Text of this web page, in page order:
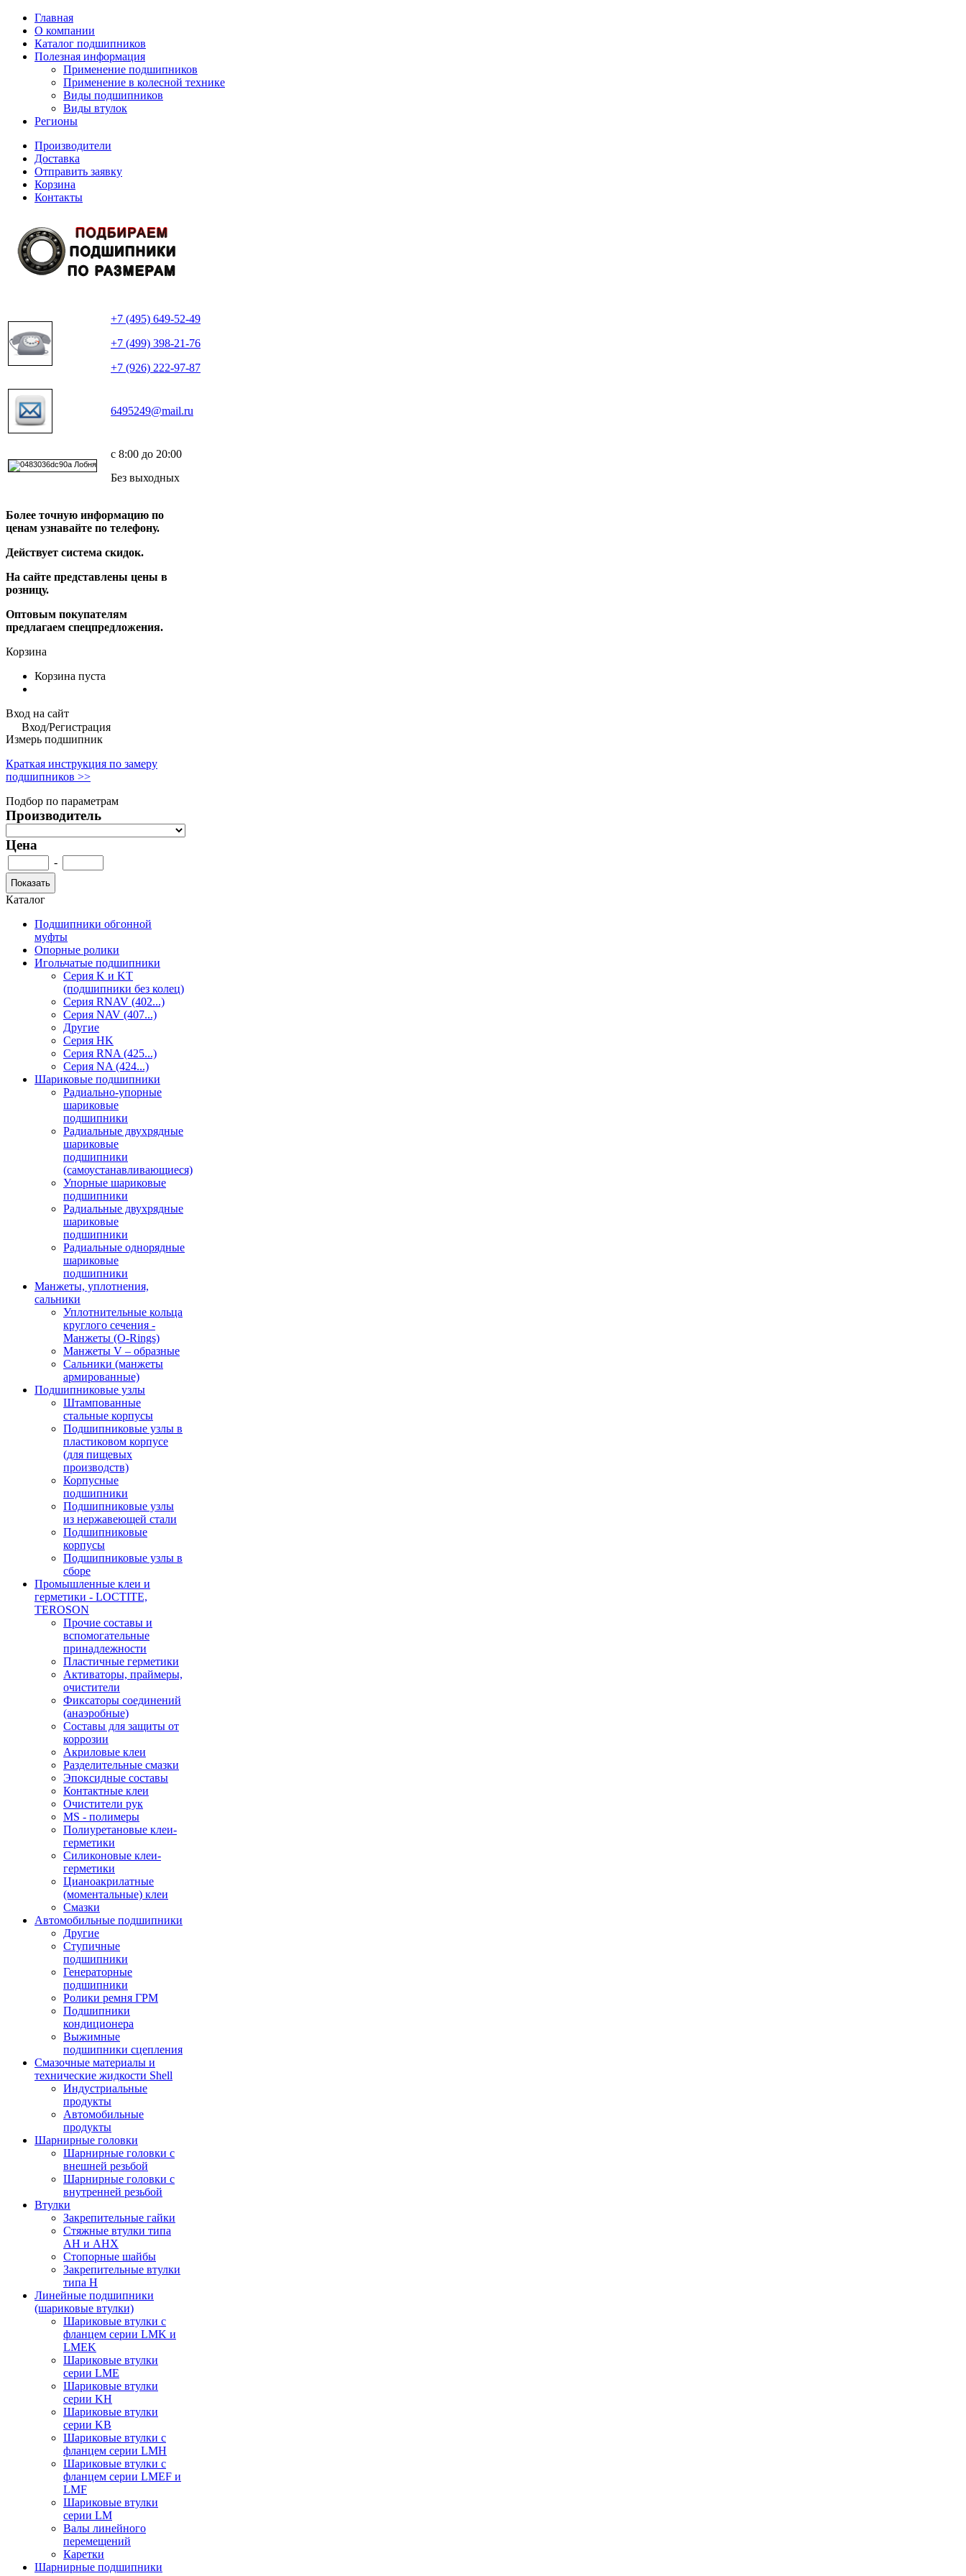
Главная
О компании
Каталог подшипников
Полезная информация
Применение подшипников
Применение в колесной технике
Виды подшипников
Виды втулок
Регионы
Производители
Доставка
Отправить заявку
Корзина
Контакты
+7 (495) 649-52-49
+7 (499) 398-21-76
+7 (926) 222-97-87
6495249@mail.ru
с 8:00 до 20:00
Без выходных
Более точную информацию по
ценам узнавайте по телефону.
Действует система скидок.
На сайте представлены цены в
розницу.
Оптовым покупателям
предлагаем спецпредложения.
Корзина
Корзина пуста
Вход на сайт
Вход/Регистрация
Измерь подшипник
Краткая инструкция по замеру
подшипников >>
Подбор по параметрам
Производитель
Цена
-
Каталог
Подшипники обгонной
муфты
Опорные ролики
Игольчатые подшипники
Серия K и KT
(подшипники без колец)
Серия RNAV (402...)
Серия NAV (407...)
Другие
Серия HK
Серия RNA (425...)
Серия NA (424...)
Шариковые подшипники
Радиально-упорные
шариковые
подшипники
Радиальные двухрядные
шариковые
подшипники
(самоустанавливающиеся)
Упорные шариковые
подшипники
Радиальные двухрядные
шариковые
подшипники
Радиальные однорядные
шариковые
подшипники
Манжеты, уплотнения,
сальники
Уплотнительные кольца
круглого сечения -
Манжеты (O-Rings)
Манжеты V – образные
Сальники (манжеты
армированные)
Подшипниковые узлы
Штампованные
стальные корпусы
Подшипниковые узлы в
пластиковом корпусе
(для пищевых
производств)
Корпусные
подшипники
Подшипниковые узлы
из нержавеющей стали
Подшипниковые
корпусы
Подшипниковые узлы в
сборе
Промышленные клеи и
герметики - LOCTITE,
TEROSON
Прочие составы и
вспомогательные
принадлежности
Пластичные герметики
Активаторы, праймеры,
очистители
Фиксаторы соединений
(анаэробные)
Составы для защиты от
коррозии
Акриловые клеи
Разделительные смазки
Эпоксидные составы
Контактные клеи
Очистители рук
MS - полимеры
Полиуретановые клеи-
герметики
Силиконовые клеи-
герметики
Цианоакрилатные
(моментальные) клеи
Смазки
Автомобильные подшипники
Другие
Ступичные
подшипники
Генераторные
подшипники
Ролики ремня ГРМ
Подшипники
кондиционера
Выжимные
подшипники сцепления
Смазочные материалы и
технические жидкости Shell
Индустриальные
продукты
Автомобильные
продукты
Шарнирные головки
Шарнирные головки с
внешней резьбой
Шарнирные головки с
внутренней резьбой
Втулки
Закрепительные гайки
Стяжные втулки типа
AH и AHX
Стопорные шайбы
Закрепительные втулки
типа H
Линейные подшипники
(шариковые втулки)
Шариковые втулки с
фланцем серии LMK и
LMEK
Шариковые втулки
серии LME
Шариковые втулки
серии KH
Шариковые втулки
серии KB
Шариковые втулки с
фланцем серии LMH
Шариковые втулки с
фланцем серии LMEF и
LMF
Шариковые втулки
серии LM
Валы линейного
перемещений
Каретки
Шарнирные подшипники